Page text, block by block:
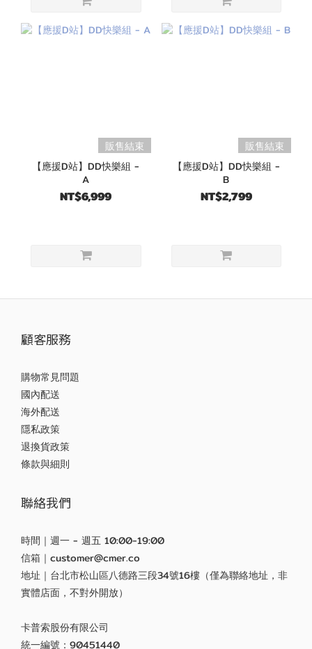
販售結束
【應援D站】DD快樂組 -
A
NT$6,999
販售結束
【應援D站】DD快樂組 -
B
NT$2,799
顧客服務
購物常見問題
國內配送
海外配送
隱私政策
退換貨政策
條款與細則
聯絡我們
時間｜週一 - 週五 10:00-19:00
信箱｜customer@cmer.co
地址｜台北市松山區八德路三段34號16樓（僅為聯絡地址，非
實體店面，不對外開放）
卡普索股份有限公司
統一編號：90451440